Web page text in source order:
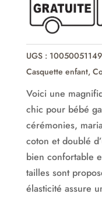
chevrons
et
bébé
enfant
UGS :
Casquette enfant,
Voici une
chic pour bébé
cérémonies,
coton et doublé
bien confortable
tailles sont
élasticité assure